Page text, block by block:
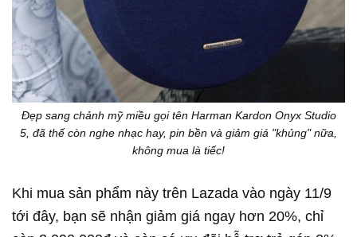
Đẹp sang chảnh mỹ miều gọi tên Harman Kardon Onyx Studio
5, đã thế còn nghe nhạc hay, pin bền và giảm giá "khủng" nữa,
không mua là tiếc!
Khi mua sản phẩm này trên Lazada vào ngày 11/9
tới đây, bạn sẽ nhận giảm giá ngay hơn 20%, chỉ